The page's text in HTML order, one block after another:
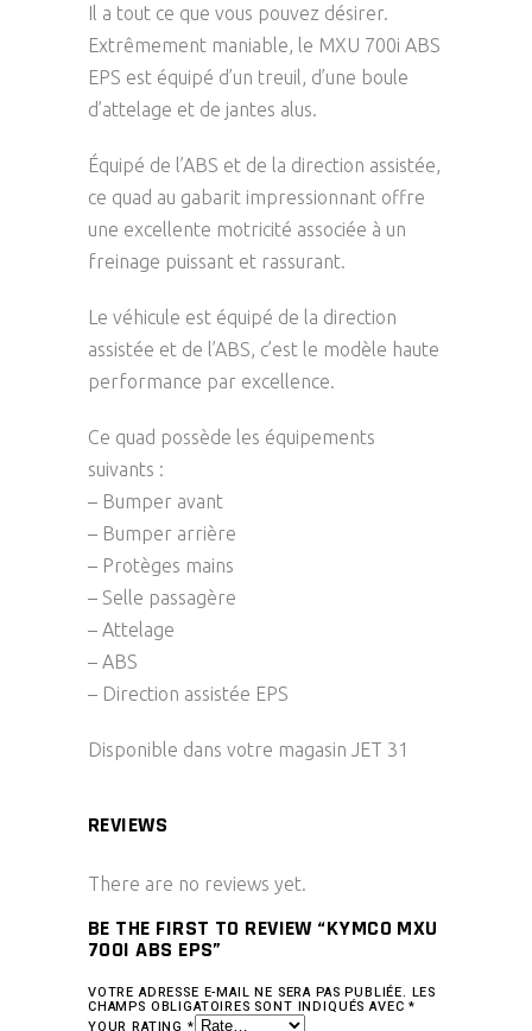
Il a tout ce que vous pouvez désirer.
Extrêmement maniable, le MXU 700i ABS
EPS est équipé d’un treuil, d’une boule
d’attelage et de jantes alus.
Équipé de l’ABS et de la direction assistée,
ce quad au gabarit impressionnant offre
une excellente motricité associée à un
freinage puissant et rassurant.
Le véhicule est équipé de la direction
assistée et de l’ABS, c’est le modèle haute
performance par excellence.
Ce quad possède les équipements
suivants :
– Bumper avant
– Bumper arrière
– Protèges mains
– Selle passagère
– Attelage
– ABS
– Direction assistée EPS
Disponible dans votre magasin JET 31
REVIEWS
There are no reviews yet.
BE THE FIRST TO REVIEW “KYMCO MXU
700I ABS EPS”
VOTRE ADRESSE E-MAIL NE SERA PAS PUBLIÉE. LES
CHAMPS OBLIGATOIRES SONT INDIQUÉS AVEC*